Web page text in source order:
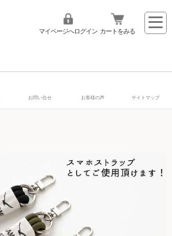
マイページへログイン カートをみる
お問い合せ お客様の声 サイトマップ